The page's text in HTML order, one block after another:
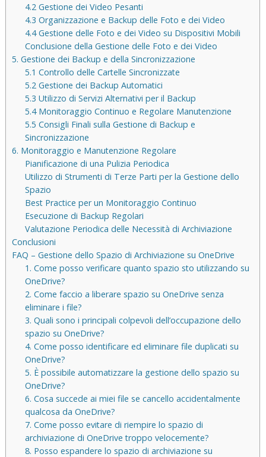
4.2 Gestione dei Video Pesanti
4.3 Organizzazione e Backup delle Foto e dei Video
4.4 Gestione delle Foto e dei Video su Dispositivi Mobili
Conclusione della Gestione delle Foto e dei Video
5. Gestione dei Backup e della Sincronizzazione
5.1 Controllo delle Cartelle Sincronizzate
5.2 Gestione dei Backup Automatici
5.3 Utilizzo di Servizi Alternativi per il Backup
5.4 Monitoraggio Continuo e Regolare Manutenzione
5.5 Consigli Finali sulla Gestione di Backup e
Sincronizzazione
6. Monitoraggio e Manutenzione Regolare
Pianificazione di una Pulizia Periodica
Utilizzo di Strumenti di Terze Parti per la Gestione dello
Spazio
Best Practice per un Monitoraggio Continuo
Esecuzione di Backup Regolari
Valutazione Periodica delle Necessità di Archiviazione
Conclusioni
FAQ – Gestione dello Spazio di Archiviazione su OneDrive
1. Come posso verificare quanto spazio sto utilizzando su
OneDrive?
2. Come faccio a liberare spazio su OneDrive senza
eliminare i file?
3. Quali sono i principali colpevoli dell’occupazione dello
spazio su OneDrive?
4. Come posso identificare ed eliminare file duplicati su
OneDrive?
5. È possibile automatizzare la gestione dello spazio su
OneDrive?
6. Cosa succede ai miei file se cancello accidentalmente
qualcosa da OneDrive?
7. Come posso evitare di riempire lo spazio di
archiviazione di OneDrive troppo velocemente?
8. Posso espandere lo spazio di archiviazione su